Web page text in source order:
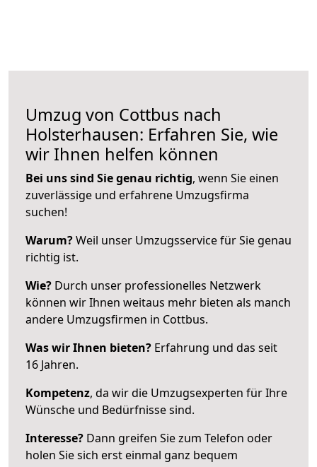
Umzug von Cottbus nach
Holsterhausen: Erfahren Sie, wie
wir Ihnen helfen können
Bei uns sind Sie genau richtig, wenn Sie einen
zuverlässige und erfahrene Umzugsfirma
suchen!
Warum?Weil unser Umzugsservice für Sie genau
richtig ist.
Wie? Durch unser professionelles Netzwerk
können wir Ihnen weitaus mehr bieten als manch
andere Umzugsfirmen in Cottbus.
Was wir Ihnen bieten? Erfahrung und das seit
16 Jahren.
Kompetenz, da wir die Umzugsexperten für Ihre
Wünsche und Bedürfnisse sind.
Interesse? Dann greifen Sie zum Telefon oder
holen Sie sich erst einmal ganz bequem